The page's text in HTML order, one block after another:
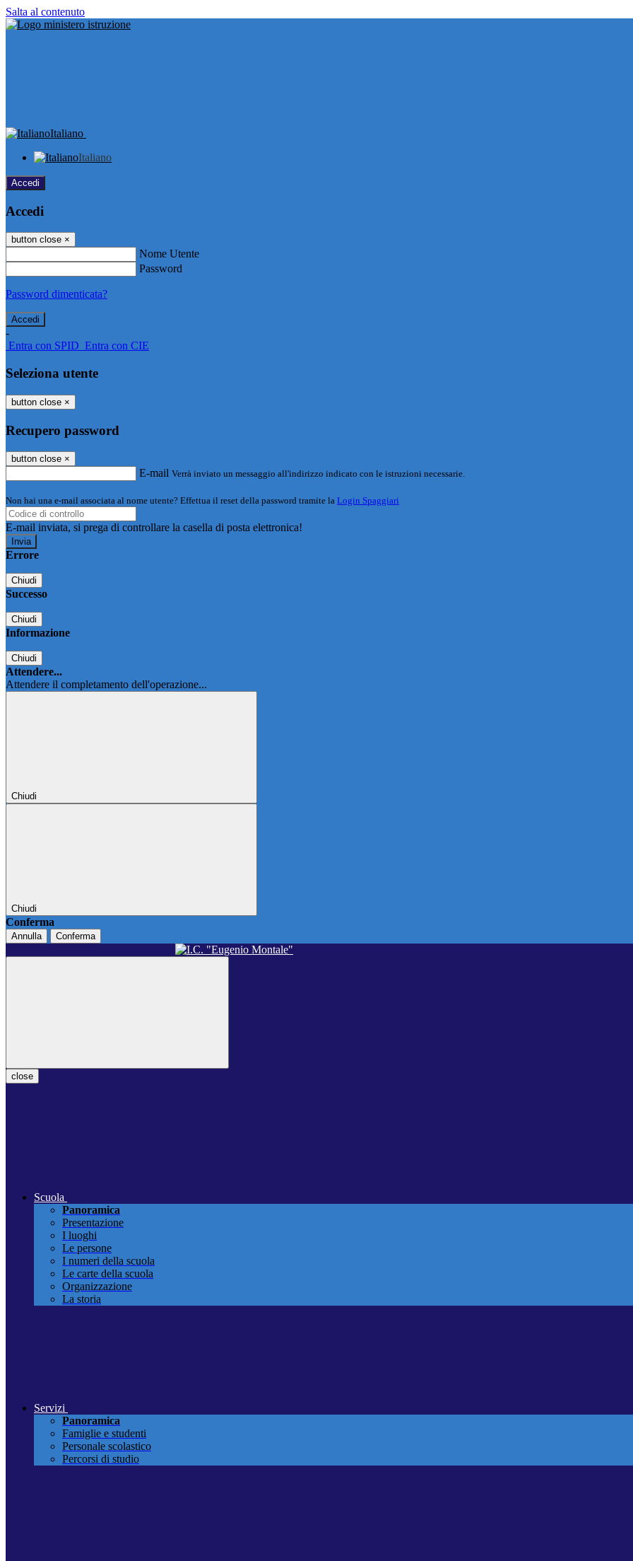
Salta al contenuto
Italiano
Italiano
Accedi
Accedi
button close ×
Nome Utente
Password
Password dimenticata?
-
Entra con SPID Entra con CIE
Seleziona utente
button close ×
Recupero password
button close ×
E-mail Verrà inviato un messaggio all'indirizzo indicato con le istruzioni necessarie.
Non hai una e-mail associata al nome utente? Effettua il reset della password tramite la Login Spaggiari
E-mail inviata, si prega di controllare la casella di posta elettronica!
Errore
Chiudi
Successo
Chiudi
Informazione
Chiudi
Attendere...
Attendere il completamento dell'operazione...
Chiudi
Chiudi
Conferma
Annulla Conferma
close
Scuola
Panoramica
Presentazione
I luoghi
Le persone
I numeri della scuola
Le carte della scuola
Organizzazione
La storia
Servizi
Panoramica
Famiglie e studenti
Personale scolastico
Percorsi di studio